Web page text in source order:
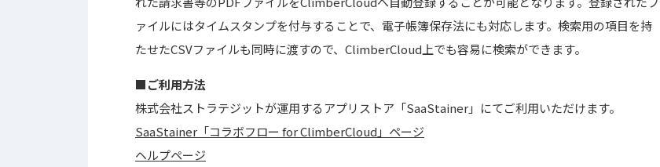
ァイルにはタイムスタンプを付与することで、電子帳簿保存法にも対応します。検索用の項目を持
たせたCSVファイルも同時に渡すので、ClimberCloud上でも容易に検索ができます。
■ご利用方法
株式会社ストラテジットが運用するアプリストア「SaaStainer」にてご利用いただけます。
SaaStainer「コラボフロー for ClimberCloud」ページ
ヘルプページ